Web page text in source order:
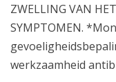
ZWELLING VAN
SYMPTOMEN.
werkzaamheid